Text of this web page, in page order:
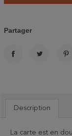
Partager
Description
La carte est en